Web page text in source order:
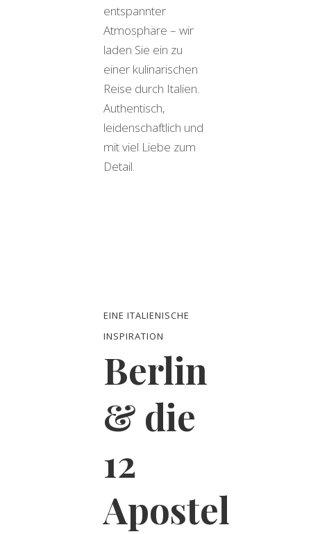
entspannter
Atmosphäre – wir
laden Sie ein zu
einer kulinarischen
Reise durch Italien.
Authentisch,
leidenschaftlich und
mit viel Liebe zum
Detail.
EINE ITALIENISCHE
INSPIRATION
Berlin
& die
12
Apostel